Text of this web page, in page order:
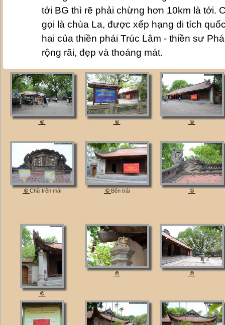
tới BG thì rẽ phải chừng hơn 10km là tới.
gọi là chùa La, được xếp hạng di tích
hai của thiền phái Trúc Lâm - thiền sư
rộng rãi, đẹp và thoáng mát.
© © ©
© Chữ trên mái © Bên trái ©
©
© ©